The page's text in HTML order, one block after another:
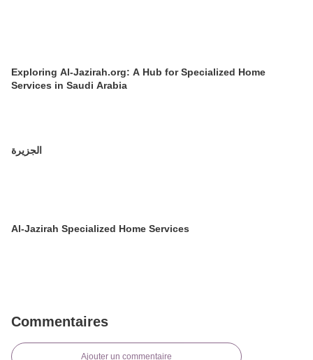
Exploring Al-Jazirah.org: A Hub for Specialized Home
Services in Saudi Arabia
الجزيرة
Al-Jazirah Specialized Home Services
Commentaires
Ajouter un commentaire